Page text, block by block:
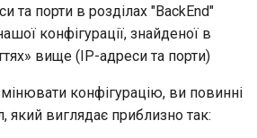
та порти в розділах "BackEnd"
конфігурації, знайденої в
вище (IP-адреси та порти)
конфігурацію, ви повинні
який виглядає приблизно так: